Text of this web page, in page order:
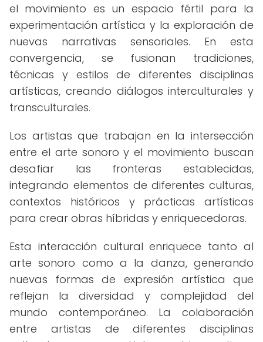
el movimiento es un espacio fértil para la
experimentación artística y la exploración de
nuevas narrativas sensoriales. En esta
convergencia, se fusionan tradiciones,
técnicas y estilos de diferentes disciplinas
artísticas, creando diálogos interculturales y
transculturales.
Los artistas que trabajan en la intersección
entre el arte sonoro y el movimiento buscan
desafiar las fronteras establecidas,
integrando elementos de diferentes culturas,
contextos históricos y prácticas artísticas
para crear obras híbridas y enriquecedoras.
Esta interacción cultural enriquece tanto al
arte sonoro como a la danza, generando
nuevas formas de expresión artística que
reflejan la diversidad y complejidad del
mundo contemporáneo. La colaboración
entre artistas de diferentes disciplinas